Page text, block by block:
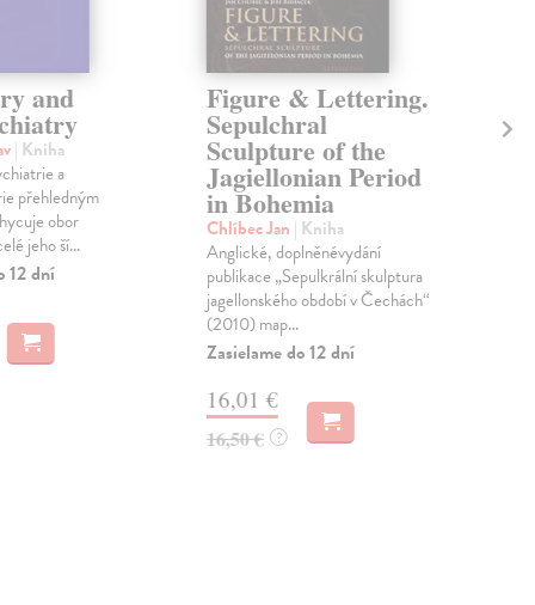
and
| Kniha
a
přehledným
obor
jeho ší...
12 dní
Figure & Lettering.
Sepulchral
Sculpture of the
Jagiellonian Period
in Bohemia
Chlíbec Jan | Kniha
Anglické, doplněnévydání
publikace „Sepulkrální skulptura
jagellonského období v Čechách“
(2010) map...
Zasielame do 12 dní
16,01 €
16,50 € ?